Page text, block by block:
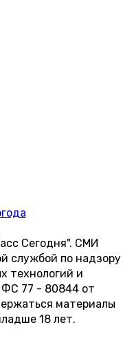
Сегодня". СМИ
службой по надзору
технологий и
77 - 80844 от
материалы
18 лет.